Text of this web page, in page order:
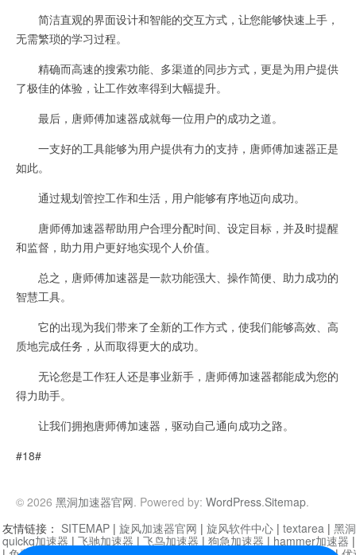
简洁直观的界面设计和智能的交互方式，让您能够快速上手，
无需繁琐的学习过程。
精确而高速的搜索功能、多渠道的同步方式，更是为用户提供
了极佳的体验，让工作效率得到大幅提升。
最后，唐师傅加速器成就每一位用户的成功之道。
一支好的工具能够为用户提供有力的支持，唐师傅加速器正是
如此。
通过规划管控工作和生活，用户能够有序地迈向成功。
唐师傅加速器帮助用户合理分配时间、设定目标，并及时提醒
和监督，助力用户更好地实现个人价值。
总之，唐师傅加速器是一款功能强大、操作简便、助力成功的
智慧工具。
它的出现为我们带来了全新的工作方式，使我们能够高效、高
质地完成任务，从而取得更大的成功。
无论您是工作狂人还是事业新手，唐师傅加速器都能成为您的
得力助手。
让我们拥抱唐师傅加速器，驱动自己通向成功之路。
#18#
© 2026 黑洞加速器官网. Powered by: WordPress.Sitemap.
友情链接： SITEMAP | 旋风加速器官网 | 旋风软件中心 | textarea | 黑
quickq加速器 | 飞驰加速器 | 飞鸟加速器 | 狗急加速器 | hammer加速器